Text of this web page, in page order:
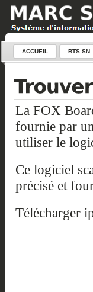
ACCUEIL BTS SN
La FOX
fournie par
utiliser le
Ce logiciel
précisé et
Télécharger